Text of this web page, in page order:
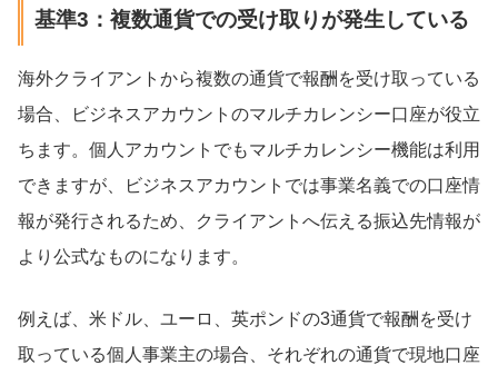
基準3：複数通貨での受け取りが発生している
海外クライアントから複数の通貨で報酬を受け取っている
場合、ビジネスアカウントのマルチカレンシー口座が役立
ちます。個人アカウントでもマルチカレンシー機能は利用
できますが、ビジネスアカウントでは事業名義での口座情
報が発行されるため、クライアントへ伝える振込先情報が
より公式なものになります。
例えば、米ドル、ユーロ、英ポンドの3通貨で報酬を受け
取っている個人事業主の場合、それぞれの通貨で現地口座